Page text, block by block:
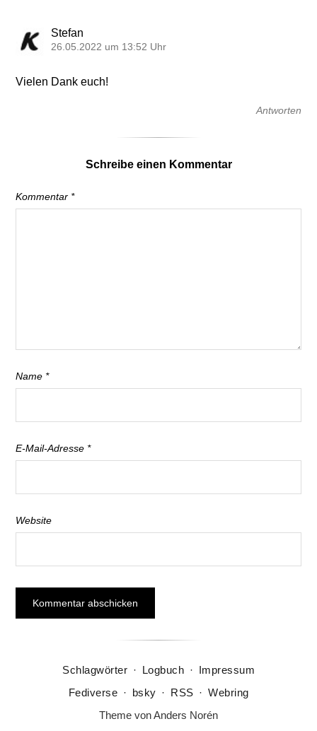
Stefan
26.05.2022 um 13:52 Uhr
Vielen Dank euch!
Antworten
Schreibe einen Kommentar
Kommentar *
Name *
E-Mail-Adresse *
Website
Schlagwörter · Logbuch · Impressum
Fediverse · bsky · RSS · Webring
Theme vonAnders Norén